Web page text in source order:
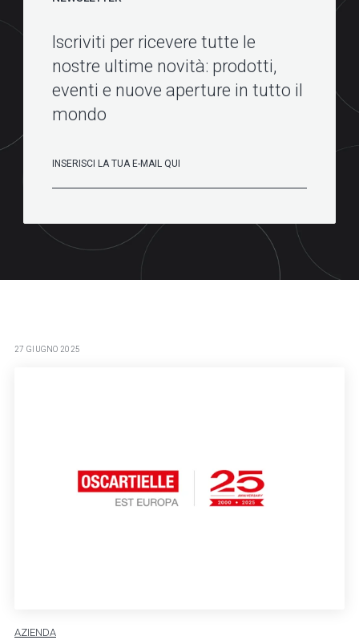
Iscriviti per ricevere tutte le
nostre ultime novità: prodotti,
eventi e nuove aperture in tutto il
mondo
27 GIUGNO 2025
AZIENDA